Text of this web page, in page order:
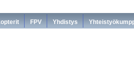
FPV Yhdistys